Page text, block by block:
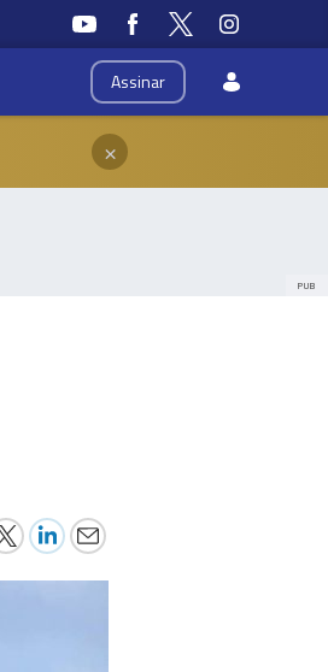
Assinar
×
PUB